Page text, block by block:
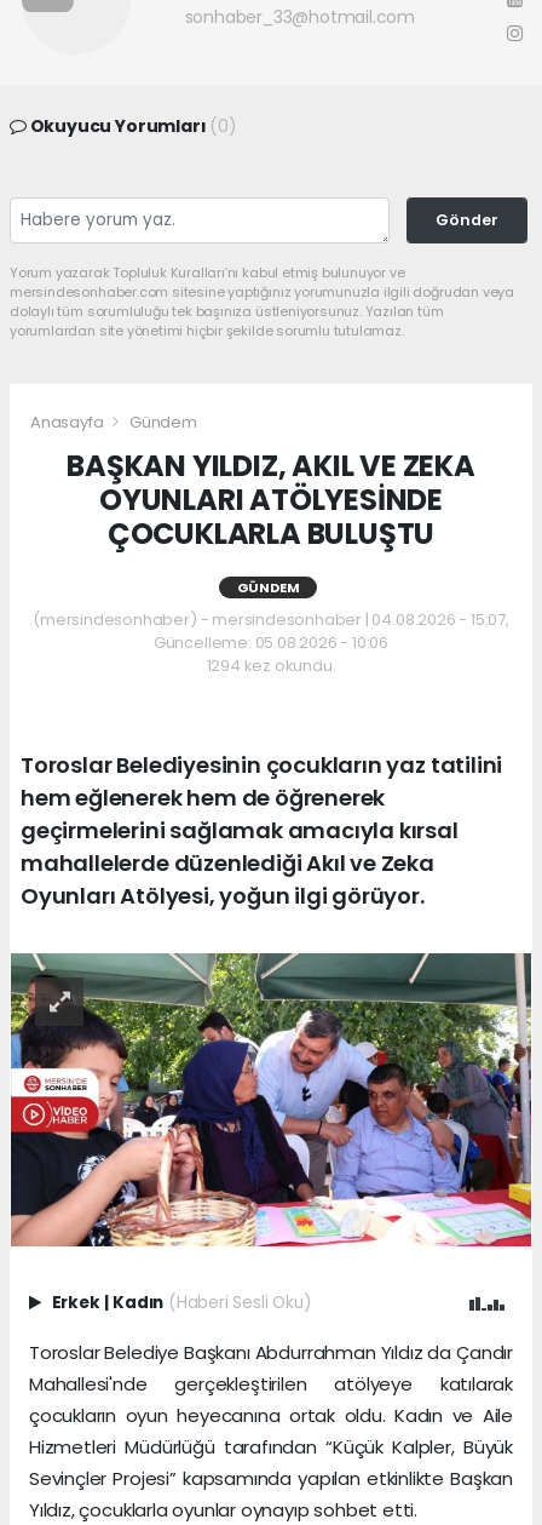
sonhaber_33@hotmail.com
Okuyucu Yorumları (0)
Gönder
Yorum yazarak Topluluk Kuralları’nı kabul etmiş bulunuyor ve
mersindesonhaber.com sitesine yaptığınız yorumunuzla ilgili doğrudan veya
dolaylı tüm sorumluluğu tek başınıza üstleniyorsunuz. Yazılan tüm
yorumlardan site yönetimi hiçbir şekilde sorumlu tutulamaz.
Anasayfa Gündem
BAŞKAN YILDIZ, AKIL VE ZEKA
OYUNLARI ATÖLYESİNDE
ÇOCUKLARLA BULUŞTU
GÜNDEM
(mersindesonhaber) - mersindesonhaber | 04.08.2026 - 15:07,
Güncelleme: 05.08.2026 - 10:06
1294 kez okundu.
Toroslar Belediyesinin çocukların yaz tatilini
hem eğlenerek hem de öğrenerek
geçirmelerini sağlamak amacıyla kırsal
mahallelerde düzenlediği Akıl ve Zeka
Oyunları Atölyesi, yoğun ilgi görüyor.
Erkek | Kadın (Haberi Sesli Oku)
Toroslar Belediye Başkanı Abdurrahman Yıldız da Çandır
Mahallesi'nde gerçekleştirilen atölyeye katılarak
çocukların oyun heyecanına ortak oldu. Kadın ve Aile
Hizmetleri Müdürlüğü tarafından “Küçük Kalpler, Büyük
Sevinçler Projesi” kapsamında yapılan etkinlikte Başkan
Yıldız, çocuklarla oyunlar oynayıp sohbet etti.